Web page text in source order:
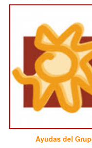
Ayudas del